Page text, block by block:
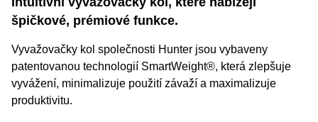
špičkové, prémiové funkce.
Vyvažovačky kol společnosti Hunter jsou vybaveny
patentovanou technologií SmartWeight®, která zlepšuje
vyvážení, minimalizuje použití závaží a maximalizuje
produktivitu.